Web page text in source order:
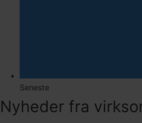
Seneste
Nyheder fra